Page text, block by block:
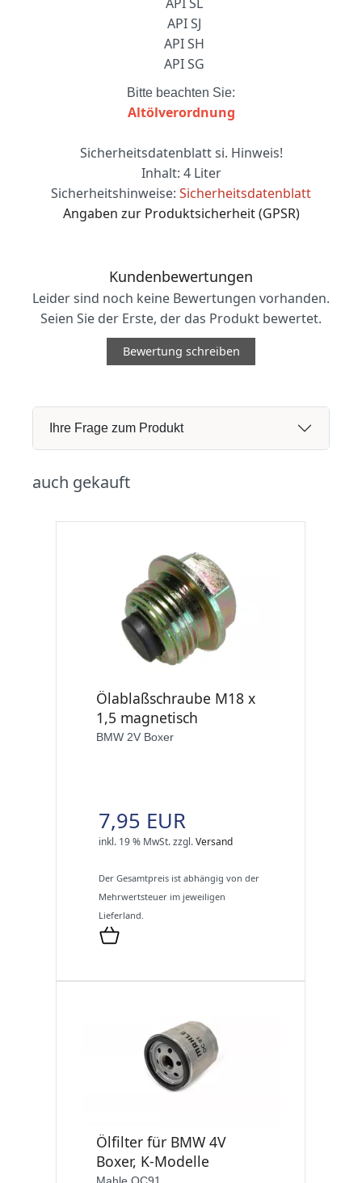
API SJ
API SH
API SG
Bitte beachten Sie:
Altölverordnung
Sicherheitsdatenblatt si. Hinweis!
Inhalt: 4 Liter
Sicherheitshinweise: Sicherheitsdatenblatt
Angaben zur Produktsicherheit (GPSR)
Kundenbewertungen
Leider sind noch keine Bewertungen vorhanden.
Seien Sie der Erste, der das Produkt bewertet.
Bewertung schreiben
Ihre Frage zum Produkt
auch gekauft
Ölablaßschraube M18 x
1,5 magnetisch
BMW 2V Boxer
7,95 EUR
inkl. 19 % MwSt.zzgl.Versand
Der Gesamtpreis ist abhängig von der
Mehrwertsteuer im jeweiligen
Lieferland.
Ölfilter für BMW 4V
Boxer, K-Modelle